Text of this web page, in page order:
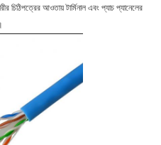
চিঠিপত্রের আওতায় টার্মিনাল এবং প্যাচ প্যানেলের